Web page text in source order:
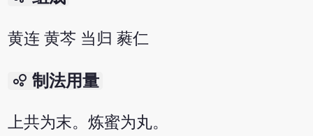
黄连 黄芩 当归 蕤仁
bubble_chart 制法用量
上共为末。炼蜜为丸。